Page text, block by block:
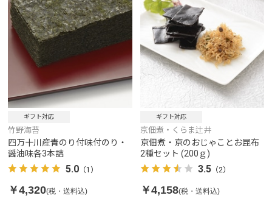
ギフト対応
竹野海苔
四万十川産青のり付味付のり・
醤油味各3本詰
5.0 （1）
￥4,320(税・送料込)
ギフト対応
京佃煮・くらま辻井
京佃煮・京のおじゃことお昆布
2種セット (200ｇ)
3.5（2）
￥4,158(税・送料込)